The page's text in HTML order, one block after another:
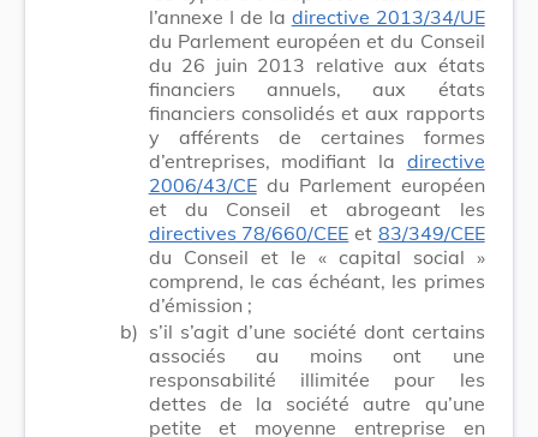
l’annexe I de la directive 2013/34/UE
du Parlement européen et du Conseil
du 26 juin 2013 relative aux états
financiers annuels, aux états
financiers consolidés et aux rapports
y afférents de certaines formes
d’entreprises, modifiant la directive
2006/43/CEdu Parlement européen
et du Conseil et abrogeant les
directives 78/660/CEE et 83/349/CEE
du Conseil et le « capital social »
comprend, le cas échéant, les primes
d’émission ;
b) s’il s’agit d’une société dont certains
associés au moins ont une
responsabilité illimitée pour les
dettes de la société autre qu’une
petite et moyenne entreprise en